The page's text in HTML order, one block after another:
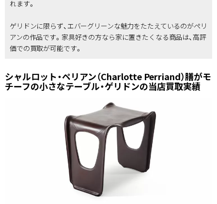
れます。
ゲリドンに限らず、エバーグリーンな魅力をたたえているのがペリ
アンの作品です。家具好きの方なら家に置きたくなる商品は、高評
価での買取が可能です。
シャルロット・ペリアン（Charlotte Perriand）膳がモ
チーフの小さなテーブル・ゲリドンの当店買取実績